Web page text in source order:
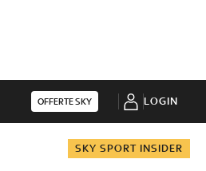
OFFERTE SKY LOGIN
SKY SPORT INSIDER